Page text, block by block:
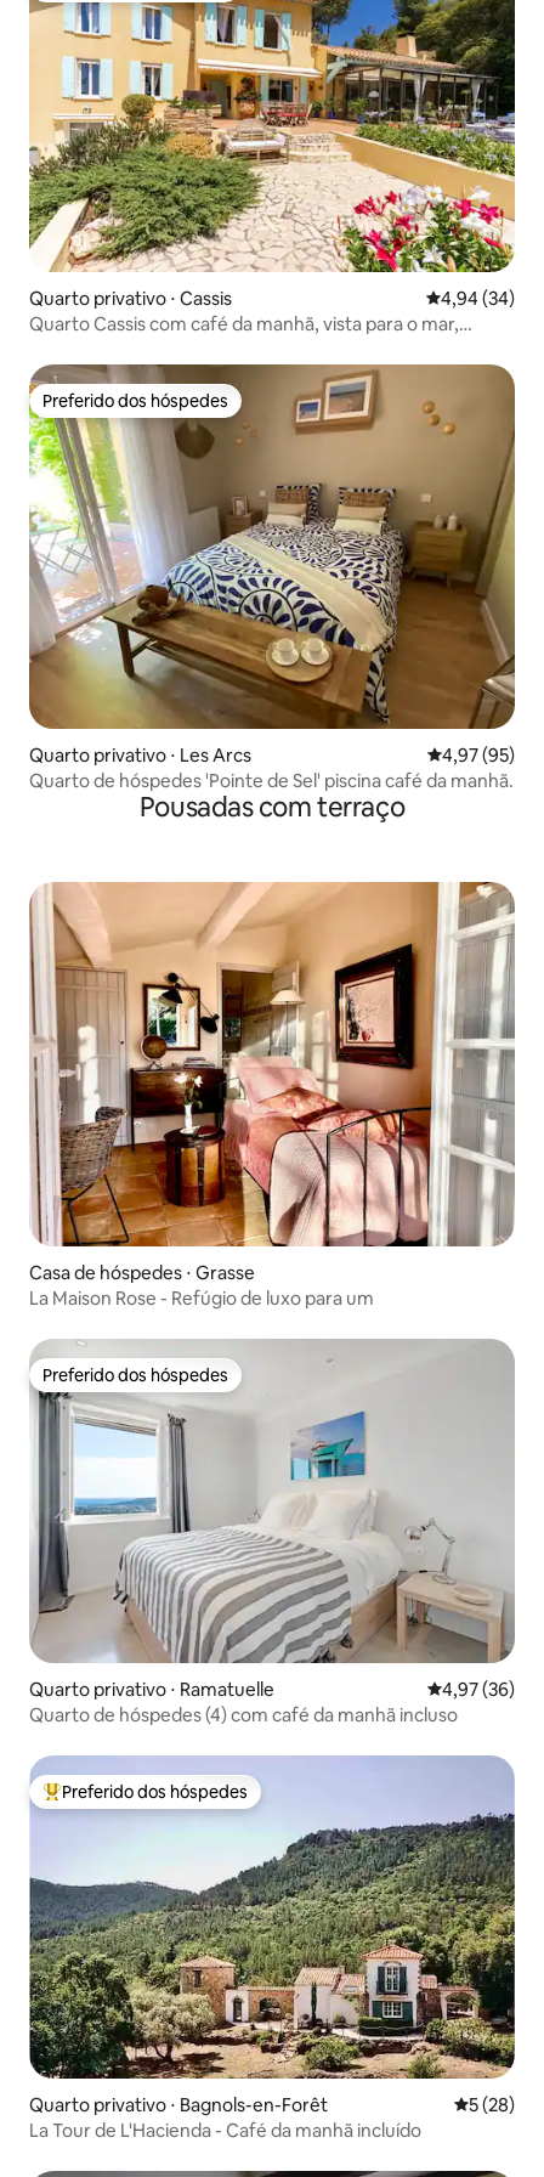
Quarto privativo ⋅ Cassis 4,94 de uma
4,94 (34)
Quarto Cassis com café da manhã, vista para o mar,
Preferido dos hóspedes
Preferido dos hóspedes
Quarto privativo ⋅ Les Arcs 4,97 de uma
4,97 (95)
Quarto de hóspedes 'Pointe de Sel' piscina café da manhã.
Pousadas com terraço
Casa de hóspedes ⋅ Grasse
La Maison Rose - Refúgio de luxo para um
Preferido dos hóspedes
Preferido dos hóspedes
Quarto privativo ⋅ Ramatuelle 4,97 de uma
4,97 (36)
Quarto de hóspedes (4) com café da manhã incluso
Entre os melhores preferidos dos hóspedes
Preferido dos hóspedes
Quarto privativo ⋅ Bagnols-en-Forêt 5 de uma
5 (28)
La Tour de L'Hacienda - Café da manhã incluído